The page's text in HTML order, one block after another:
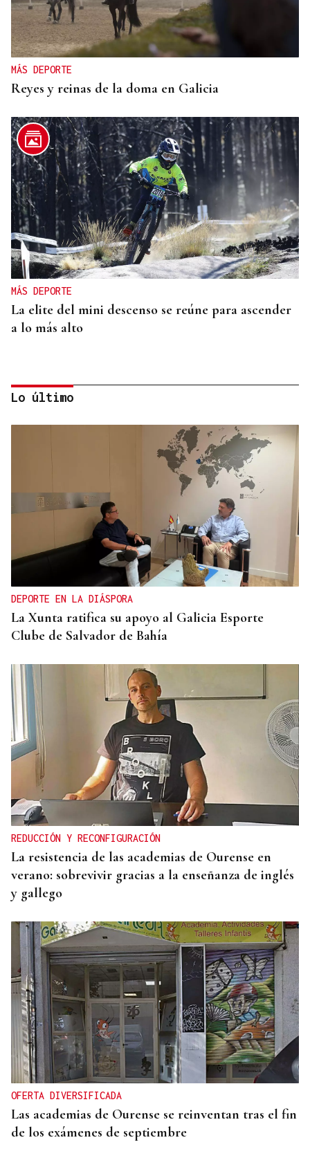
MÁS DEPORTE
Reyes y reinas de la doma en Galicia
MÁS DEPORTE
La elite del mini descenso se reúne para ascender
a lo más alto
SUB-10 FEMENINA
La ourensana Anna Soares roza el podio del
Campeonato de España de Ajedrez
Lo último
DEPORTE EN LA DIÁSPORA
La Xunta ratifica su apoyo al Galicia Esporte
Clube de Salvador de Bahía
REDUCCIÓN Y RECONFIGURACIÓN
La resistencia de las academias de Ourense en
verano: sobrevivir gracias a la enseñanza de inglés
y gallego
OFERTA DIVERSIFICADA
Las academias de Ourense se reinventan tras el fin
de los exámenes de septiembre